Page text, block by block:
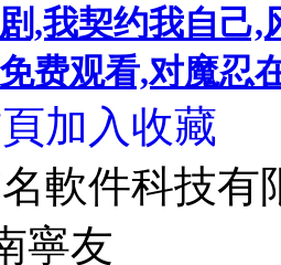
,我契约我自己
费观看,对魔忍
加入收藏
軟件科技有